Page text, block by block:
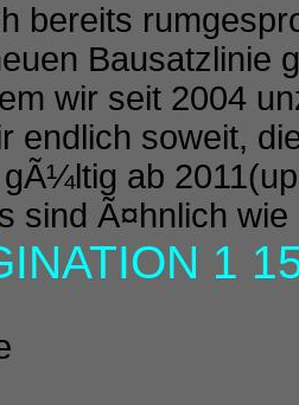
bereits
Bausatzlinie
wir seit 2004
endlich soweit,
ab
sind Ã¤hnlich
1